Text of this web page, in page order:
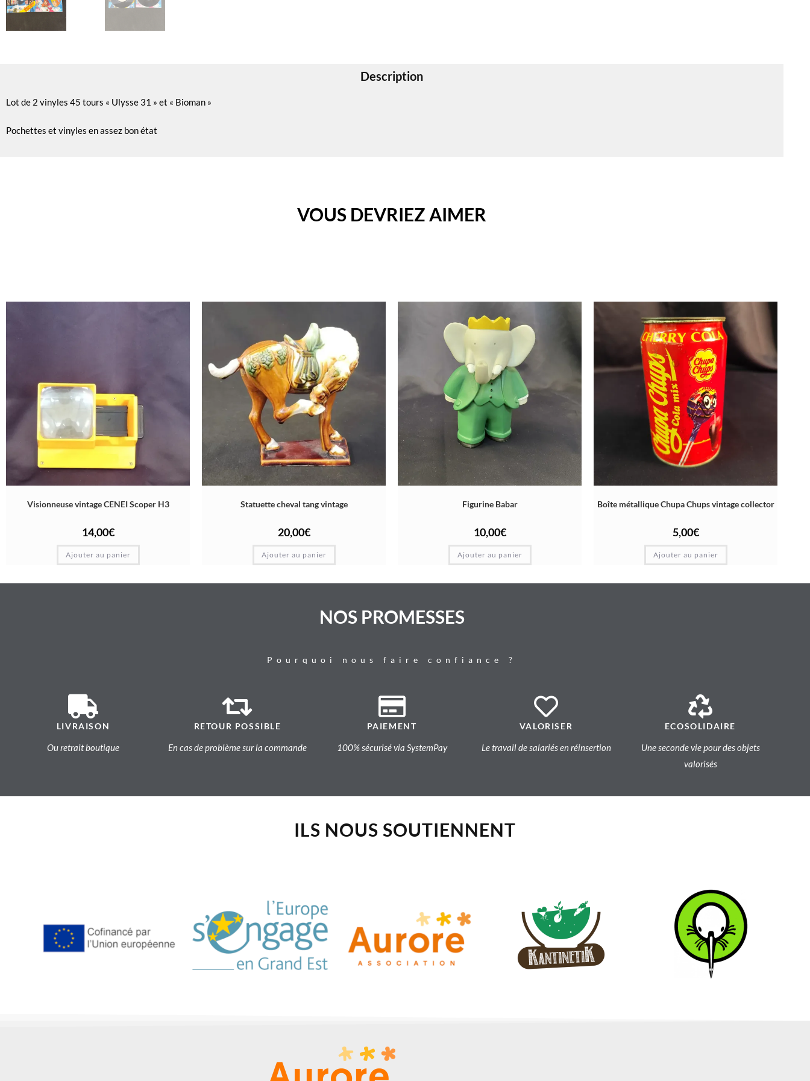
Description
Lot de 2 vinyles 45 tours « Ulysse 31 » et « Bioman »
Pochettes et vinyles en assez bon état
VOUS DEVRIEZ AIMER
Visionneuse vintage CENEI Scoper H3
14,00€
Ajouter au panier
Statuette cheval tang vintage
20,00€
Ajouter au panier
Figurine Babar
10,00€
Ajouter au panier
Boîte métallique Chupa Chups vintage collector
5,00€
Ajouter au panier
NOS PROMESSES
Pourquoi nous faire confiance ?
LIVRAISON
Ou retrait boutique
RETOUR POSSIBLE
En cas de problème sur la commande
PAIEMENT
100% sécurisé via SystemPay
VALORISER
Le travail de salariés en réinsertion
ECOSOLIDAIRE
Une seconde vie pour des objets
valorisés
ILS NOUS SOUTIENNENT